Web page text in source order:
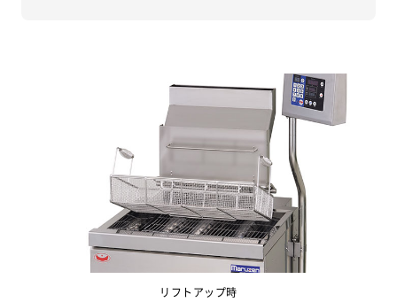
リフトアップ時